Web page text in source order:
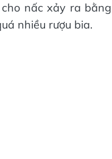
nấc xảy ra bằng
nhiều rượu bia.